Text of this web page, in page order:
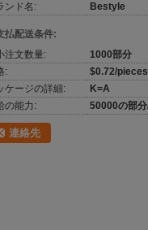
ンド名:
Bestyle
払配送条件:
注文数量:
1000部分
:
$0.72/
ケージの詳細:
K=A
の能力:
50000の部分
連絡先